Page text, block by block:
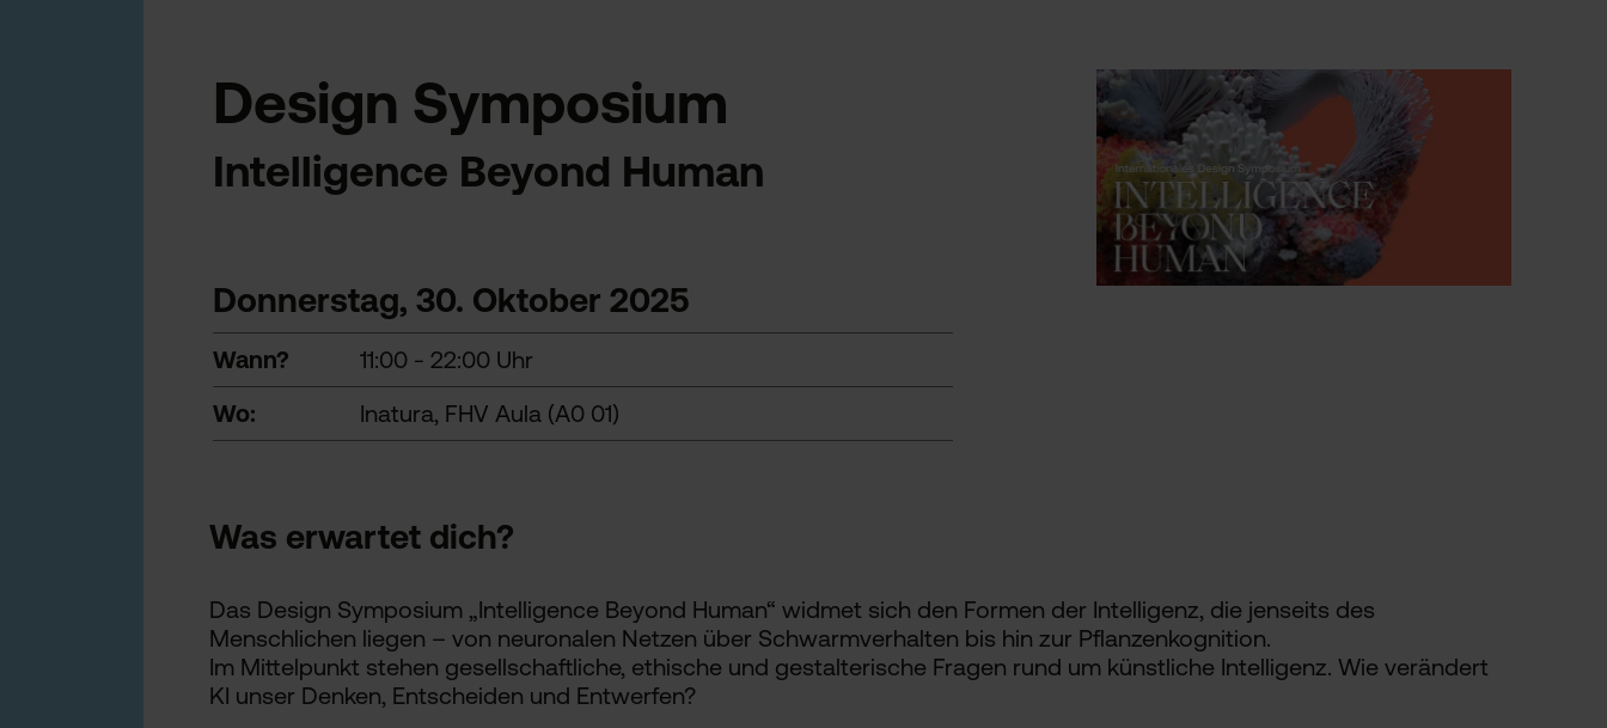
Design Symposium
Intelligence Beyond Human
Donnerstag, 30. Oktober 2025
Wann?
11:00 - 22:00 Uhr
Wo:
Inatura, FHV Aula (A0 01)
Was erwartet dich?
Das Design Symposium „Intelligence Beyond Human“ widmet sich den Formen der Intelligenz, die jenseits des
Menschlichen liegen – von neuronalen Netzen über Schwarmverhalten bis hin zur Pflanzenkognition.
Im Mittelpunkt stehen gesellschaftliche, ethische und gestalterische Fragen rund um künstliche Intelligenz. Wie verändert
KI unser Denken, Entscheiden und Entwerfen?